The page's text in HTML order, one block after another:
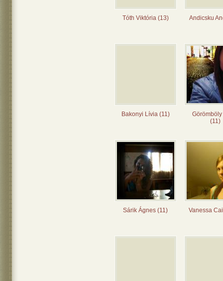
Tóth Viktória (13) Andicsku
Bakonyi Lívia (11)
(11)
Sárik Ágnes (11) Vanessa